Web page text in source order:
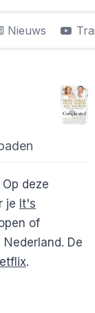
Nieuws
Op deze
je It's
of
De
.